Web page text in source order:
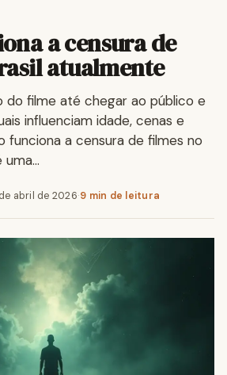
a censura de
atualmente
do filme até chegar ao público e
influenciam idade, cenas e
funciona a censura de filmes no
uma…
abril de 2026·9 min de leitura